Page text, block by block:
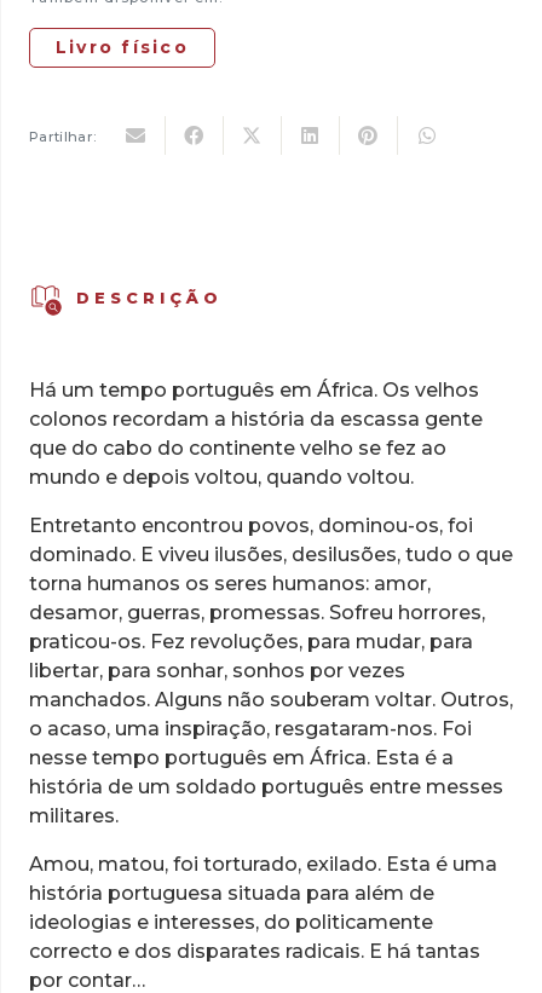
Livro físico
Partilhar:
DESCRIÇÃO
Há um tempo português em África. Os velhos
colonos recordam a história da escassa gente
que do cabo do continente velho se fez ao
mundo e depois voltou, quando voltou.
Entretanto encontrou povos, dominou-os, foi
dominado. E viveu ilusões, desilusões, tudo o que
torna humanos os seres humanos: amor,
desamor, guerras, promessas. Sofreu horrores,
praticou-os. Fez revoluções, para mudar, para
libertar, para sonhar, sonhos por vezes
manchados. Alguns não souberam voltar. Outros,
o acaso, uma inspiração, resgataram-nos. Foi
nesse tempo português em África. Esta é a
história de um soldado português entre messes
militares.
Amou, matou, foi torturado, exilado. Esta é uma
história portuguesa situada para além de
ideologias e interesses, do politicamente
correcto e dos disparates radicais. E há tantas
por contar…